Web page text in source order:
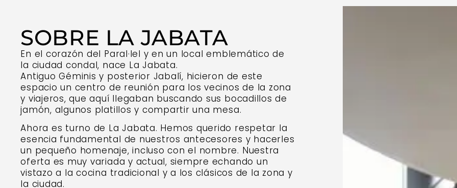
SOBRE LA JABATA
En el corazón del Paral·lel y en un local emblemático de
la ciudad condal, nace La Jabata.
Antiguo Géminis y posterior Jabalí, hicieron de este
espacio un centro de reunión para los vecinos de la zona
y viajeros, que aquí llegaban buscando sus bocadillos de
jamón, algunos platillos y compartir una mesa.
Ahora es turno de La Jabata. Hemos querido respetar la
esencia fundamental de nuestros antecesores y hacerles
un pequeño homenaje, incluso con el nombre. Nuestra
oferta es muy variada y actual, siempre echando un
vistazo a la cocina tradicional y a los clásicos de la zona y
la ciudad.